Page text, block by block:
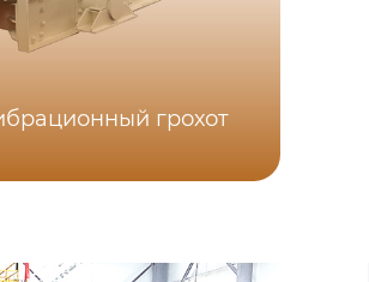
грохот